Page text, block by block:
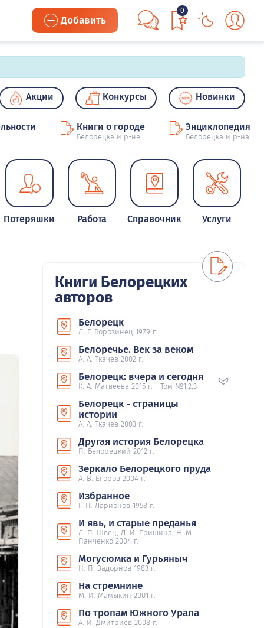
Добавить
0
Акции Конкурсы Новинки
Книги о городе
Белорецке и р-не
Энциклопедия
Белорецка и р-на
Потеряшки Работа Справочник Услуги
Книги Белорецких
авторов
Белорецк
Л. Г. Борозинец 1979 г.
Белоречье. Век за веком
А. А. Ткачев 2002 г.
Белорецк: вчера и сегодня
К. А. Матвеева 2015 г. - Том №1,2,3
Белорецк - страницы
истории
А. А. Ткачев 2003 г.
Другая история Белорецка
П. Белорецкий 2012 г.
Зеркало Белорецкого пруда
А. В. Егоров 2004 г.
Избранное
Г. П. Ларионов 1958 г.
И явь, и старые преданья
Л. П. Швец, Л. И. Гришина, Н. М.
Панченко 2004 г.
Могусюмка и Гурьяныч
Н. П. Задорнов 1983 г.
На стремнине
М. И. Мамыкин 2001 г.
По тропам Южного Урала
А. И. Дмитриев 2008 г.